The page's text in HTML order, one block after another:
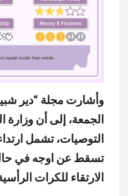
MUTE
وأشارت مجلة “دير
الجمعة، إلى أن
التوصيات، تشمل
تسقط عن اوجه في
الارتقاء للكرات